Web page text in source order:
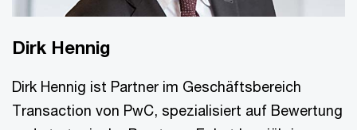
Dirk Hennig
Dirk Hennig ist Partner im Geschäftsbereich
Transaction von PwC, spezialisiert auf Bewertung